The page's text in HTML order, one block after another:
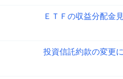
ＥＴＦの収益分配金
投資信託約款の変更